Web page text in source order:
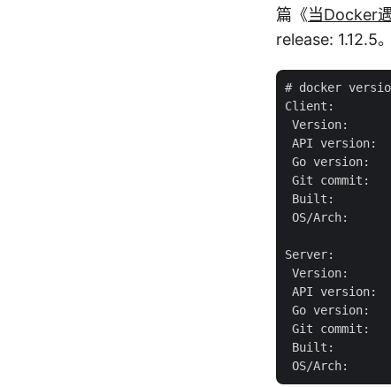
篇《当Docker
release: 1.12.5。
# docker
Client:
Version:
API version:
Go version:
Git commit:
Built:
OS/Arch:
Server:
Version:
API version:
Go version:
Git commit:
Built: